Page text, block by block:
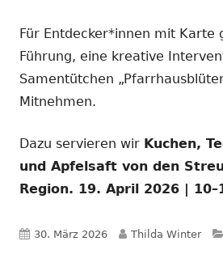
Für Entdecker*innen mit Karte
Führung, eine kreative
Samentütchen
Mitnehmen.
Dazu servieren wir Kuchen,
und Apfelsaft von den
Region. 19. April 2026 |
Veröffentlicht
30. März 2026 Autor
Thilda Winter